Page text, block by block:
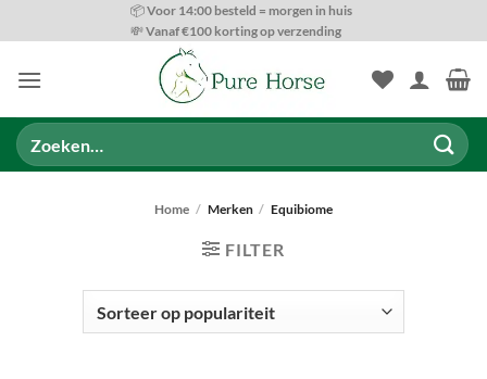
naar
📦 Voor 14:00 besteld = morgen in huis
💸 Vanaf €100 korting op verzending
Zoeken
naar:
Home / Merken / Equibiome
FILTER